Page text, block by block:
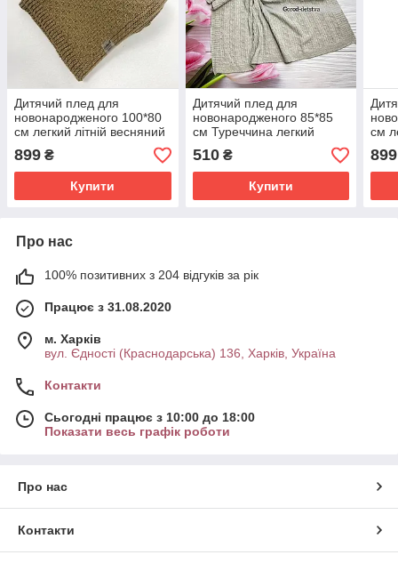
Дитячий плед для
новонародженого 100*80
см легкий літній весняний
осінній пледик
899 ₴
Купити
Дитячий плед для
новонародженого 85*85
см Туреччина легкий
літній весняний осінній
пледик
510₴
Купити
см
899
Про нас
100% позитивних з 204 відгуків за рік
Працює з 31.08.2020
м. Харків
вул. Єдності (Краснодарська) 136, Харків, Україна
Контакти
Сьогодні працює з 10:00 до 18:00
Показати весь графік роботи
Про нас
Контакти